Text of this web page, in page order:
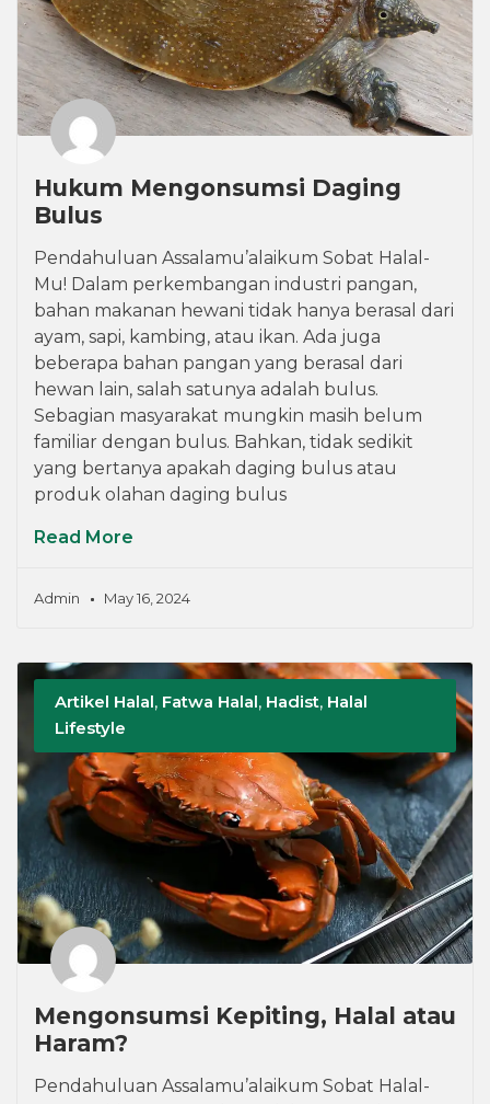
Hukum Mengonsumsi Daging
Bulus
Pendahuluan Assalamu’alaikum Sobat Halal-
Mu! Dalam perkembangan industri pangan,
bahan makanan hewani tidak hanya berasal dari
ayam, sapi, kambing, atau ikan. Ada juga
beberapa bahan pangan yang berasal dari
hewan lain, salah satunya adalah bulus.
Sebagian masyarakat mungkin masih belum
familiar dengan bulus. Bahkan, tidak sedikit
yang bertanya apakah daging bulus atau
produk olahan daging bulus
Read More
Admin May 16, 2024
Artikel Halal, Fatwa Halal, Hadist, Halal
Lifestyle
Mengonsumsi Kepiting, Halal atau
Haram?
Pendahuluan Assalamu’alaikum Sobat Halal-